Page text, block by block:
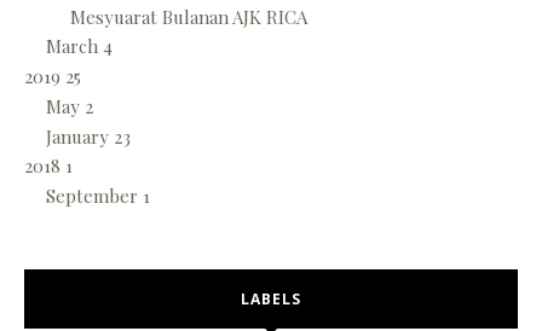
Mesyuarat Bulanan AJK RICA
March 4
2019 25
May 2
January 23
2018 1
September 1
LABELS